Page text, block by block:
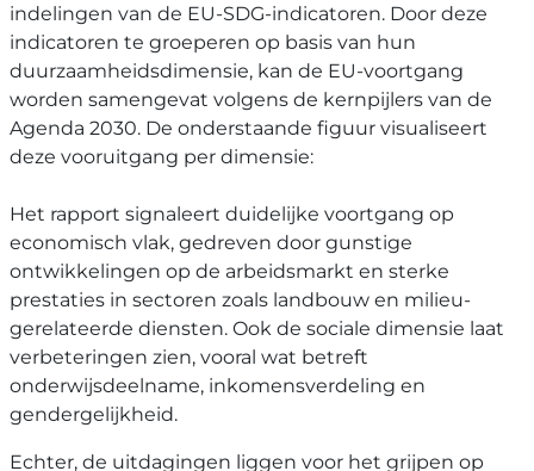
indelingen van de EU-SDG-indicatoren. Door deze
indicatoren te groeperen op basis van hun
duurzaamheidsdimensie, kan de EU-voortgang
worden samengevat volgens de kernpijlers van de
Agenda 2030. De onderstaande figuur visualiseert
deze vooruitgang per dimensie:
Het rapport signaleert duidelijke voortgang op
economisch vlak, gedreven door gunstige
ontwikkelingen op de arbeidsmarkt en sterke
prestaties in sectoren zoals landbouw en milieu-
gerelateerde diensten. Ook de sociale dimensie laat
verbeteringen zien, vooral wat betreft
onderwijsdeelname, inkomensverdeling en
gendergelijkheid.
Echter, de uitdagingen liggen voor het grijpen op